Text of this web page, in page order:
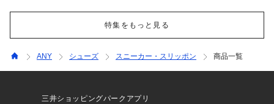
特集をもっと見る
ANY シューズ スニーカー・スリッポン 商品一覧
三井ショッピングパークアプリ